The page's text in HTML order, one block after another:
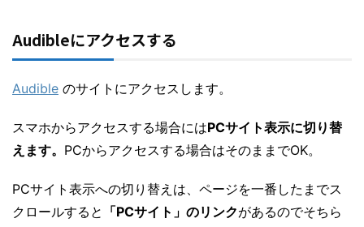
Audibleにアクセスする
Audible のサイトにアクセスします。
スマホからアクセスする場合にはPCサイト表示に切り替
えます。 PCからアクセスする場合はそのままでOK。
PCサイト表示への切り替えは、ページを一番したまでス
クロールすると 「PCサイト」のリンクがあるのでそちら